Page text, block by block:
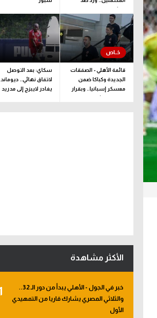
ممثل جيبوتي
قائمة الأهلي - الصفقات
الجديدة وكباكا ضمن
معسكر إسبانيا.. وبقرار
يلحق بالبعثة
سكاي: بعد التوصل
لاتفاق نهائي..
يغادر لايبزج إلى مدريد
الأكثر مشاهدة
خبر في الجول - الأهلي يبدأ من دور الـ 32..
والثلاثي المصري يشارك قاريا من التمهيدي
الأول